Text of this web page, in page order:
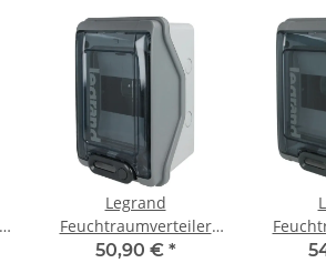
Legrand
Feuchtraumverteiler
Aufputz 1 x 4 TE 601974
50,90 € *
Aufputz